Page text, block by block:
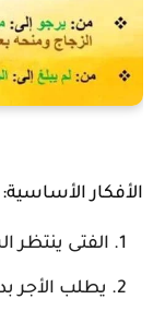
الأفكار الأساسية:
الفتى ينتظر
يطلب الأجر